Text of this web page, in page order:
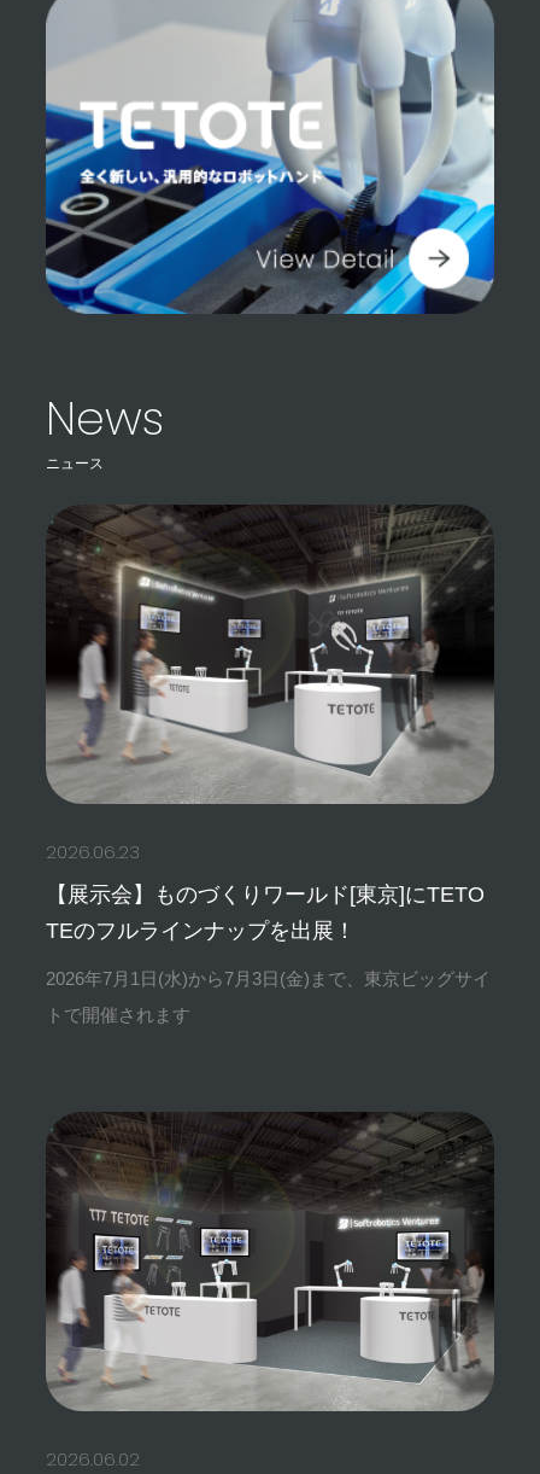
News
ニュース
2026.06.23
【展示会】ものづくりワールド[東京]にTETO
TEのフルラインナップを出展！
2026年7月1日(水)から7月3日(金)まで、東京ビッグサイ
トで開催されます
2026.06.02